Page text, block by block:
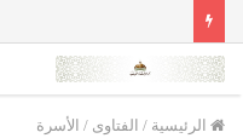
الرئيسية / الفتاوى / الأسرة